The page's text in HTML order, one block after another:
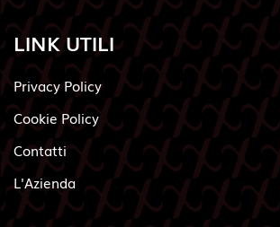
LINK UTILI
Privacy Policy
Cookie Policy
Contatti
L'Azienda